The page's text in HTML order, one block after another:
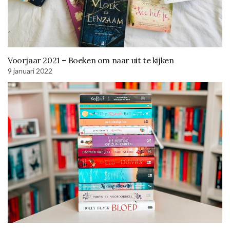
Voorjaar 2021 – Boeken om naar uit te kijken
9 januari 2022